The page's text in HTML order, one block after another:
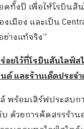
ดทั้งปี เพื่อให้โรบินสั
มือง และเป็น
างแท้จริง”
อยไว้ที่โรบินสันไลฟ์
ด์ และร้านเด็ดประจำ
พร้อมเสิร์ฟประสบก
บ ด้วยการคัดสรรร้า